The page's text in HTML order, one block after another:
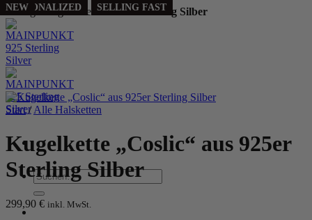
Handgefertigt aus echtem925 Sterling Silber
Zum
Inhalt
springen
Suchen
nach:
NEW
Start / Alle Halsketten
Kugelkette „Coslic“ aus 925er
Sterling Silber
299,90 € inkl. MwSt.
NEW
PERSONALIZED
PERSONALIZED SELLING FAST
PERSONALIZED SELLING FAST